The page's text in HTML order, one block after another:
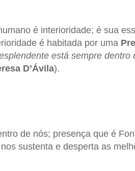
é interioridade; é sua
é habitada por uma
está sempre
D’Ávila).
de nós; presença que é
sustenta e desperta as